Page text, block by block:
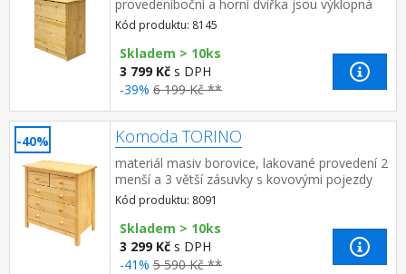
provedeníboční a horní dvířka jsou výklopná
Kód produktu: 8145
Skladem > 10ks
3 799 Kč s DPH
-39% 6 199 Kč **
-40% Komoda TORINO
materiál masiv borovice, lakované provedení 2
menší a 3 větší zásuvky s kovovými pojezdy
Kód produktu: 8091
Skladem > 10ks
3 299 Kč s DPH
-41% 5 590 Kč **